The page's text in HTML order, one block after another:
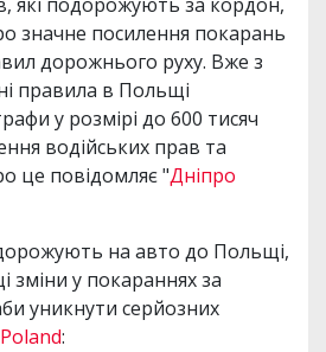
значне посилення покарань
дорожнього руху. Вже з
правила в Польщі
у розмірі до 600 тисяч
водійських прав та
це повідомляє "Дніпро
на авто до Польщі,
зміни у покараннях за
уникнути серйозних
: